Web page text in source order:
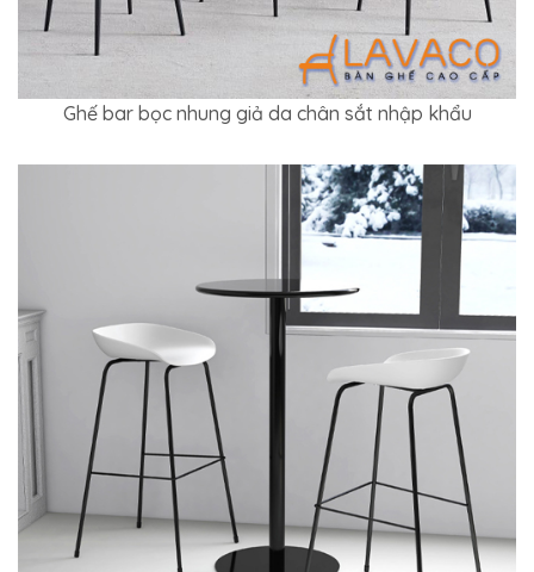
Ghế bar bọc nhung giả da chân sắt nhập khẩu